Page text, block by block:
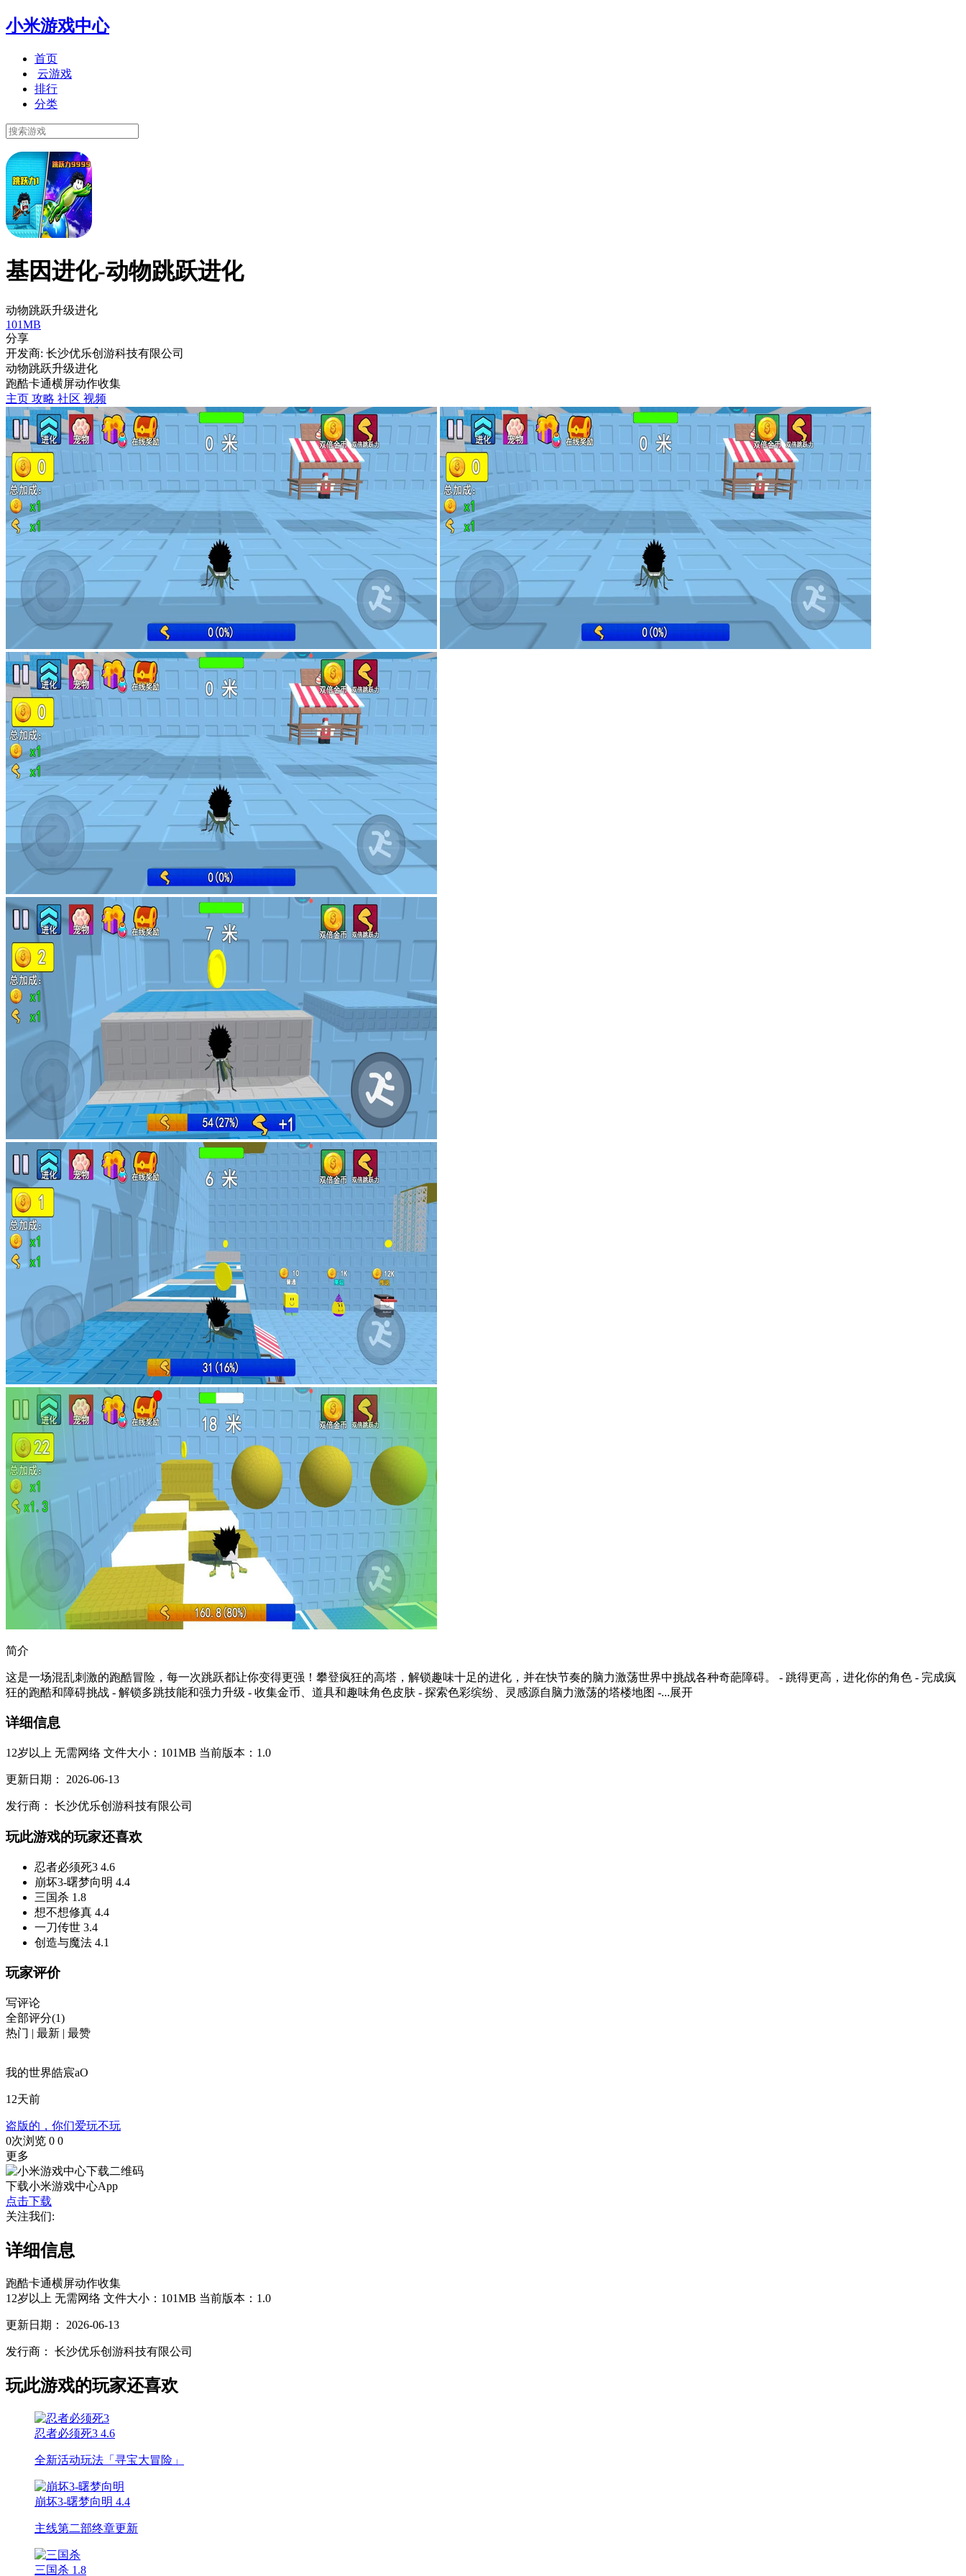
小米游戏中心
首页
云游戏
排行
分类
基因进化-动物跳跃进化
动物跳跃升级进化
101MB
分享
开发商: 长沙优乐创游科技有限公司
动物跳跃升级进化
跑酷卡通横屏动作收集
主页 攻略 社区 视频
简介
这是一场混乱刺激的跑酷冒险，每一次跳跃都让你变得更强！攀登疯狂的高塔，解锁趣味十足的进化，并在快节奏的脑力激荡世界中挑战各种奇葩障碍。 - 跳得更高，进化你的角色 - 完成疯
狂的跑酷和障碍挑战 - 解锁多跳技能和强力升级 - 收集金币、道具和趣味角色皮肤 - 探索色彩缤纷、灵感源自脑力激荡的塔楼地图 -...展开
详细信息
12岁以上 无需网络 文件大小：101MB 当前版本：1.0
更新日期： 2026-06-13
发行商： 长沙优乐创游科技有限公司
玩此游戏的玩家还喜欢
忍者必须死3 4.6
崩坏3-曙梦向明 4.4
三国杀 1.8
想不想修真 4.4
一刀传世 3.4
创造与魔法 4.1
玩家评价
写评论
全部评分(1)
热门 | 最新 | 最赞
我的世界皓宸aO
12天前
盗版的，你们爱玩不玩
0次浏览 0 0
更多
下载小米游戏中心App
点击下载
关注我们:
详细信息
跑酷卡通横屏动作收集
12岁以上 无需网络 文件大小：101MB 当前版本：1.0
更新日期： 2026-06-13
发行商： 长沙优乐创游科技有限公司
玩此游戏的玩家还喜欢
忍者必须死3 4.6
全新活动玩法「寻宝大冒险」
崩坏3-曙梦向明 4.4
主线第二部终章更新
三国杀 1.8